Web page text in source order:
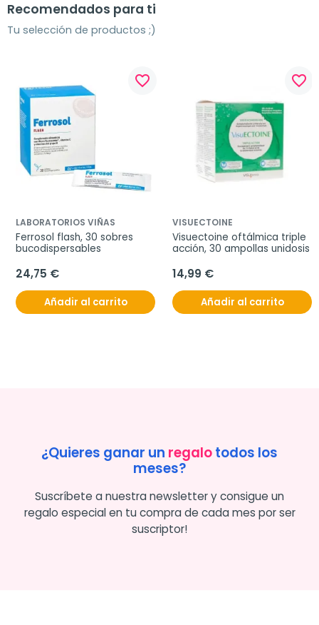
Recomendados para ti
Tu selección de productos ;)
favorite_border
LABORATORIOS VIÑAS
Ferrosol flash, 30 sobres
bucodispersables
24,75 €
Añadir al carrito
favorite_border
VISUECTOINE
Visuectoine oftálmica triple
acción, 30 ampollas unidosis
14,99 €
Añadir al carrito
¿Quieres ganar un regalotodos los
meses?
Suscríbete a nuestra newsletter y consigue un
regalo especial en tu compra de cada mes por ser
suscriptor!